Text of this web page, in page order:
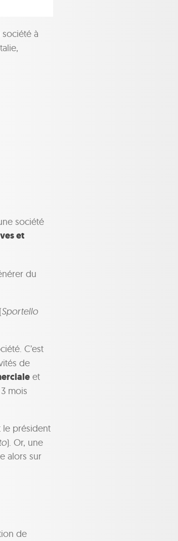
société à
société
et
du
(Sportello
C’est
de
et
mois
le président
). Or, une
alors sur
de